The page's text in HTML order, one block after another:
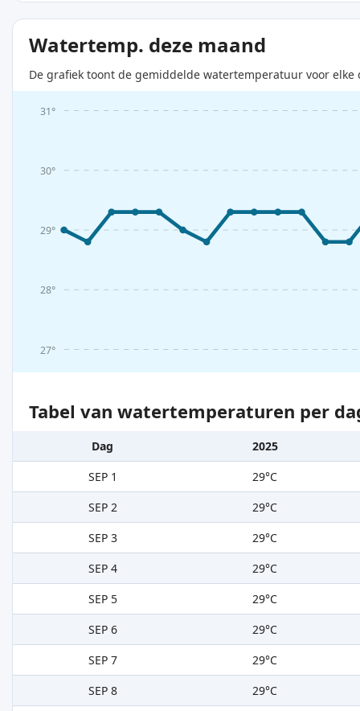
Watertemp. deze maand
De grafiek toont de gemiddelde watertemperatuur voor
27°
28°
29°
30°
31°
Tabel van watertemperaturen per
Dag
2025
SEP 1
29°C
SEP 2
29°C
SEP 3
29°C
SEP 4
29°C
SEP 5
29°C
SEP 6
29°C
SEP 7
29°C
SEP 8
29°C